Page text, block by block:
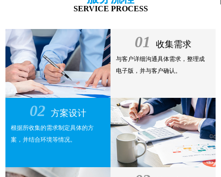
SERVICE PROCESS
01 收集需求
与客户详细沟通具体需求，整理成
电子版，并与客户确认。
02 方案设计
根据所收集的需求制定具体的方
案，并结合环境等情况。